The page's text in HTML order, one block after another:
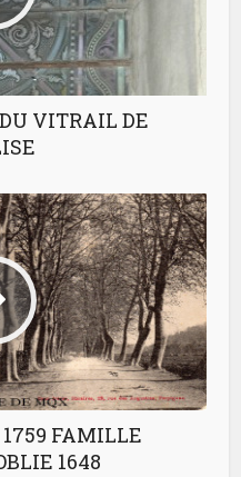
VITRAIL DE
FAMILLE
1648